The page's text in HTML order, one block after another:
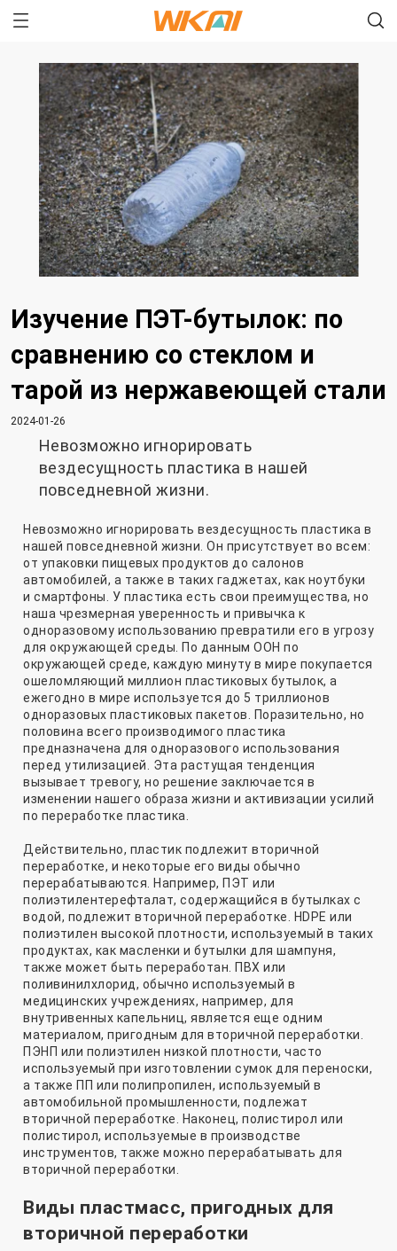
Изучение ПЭТ-бутылок: по
сравнению со стеклом и
тарой из нержавеющей стали
2024-01-26
Невозможно игнорировать
вездесущность пластика в нашей
повседневной жизни.
Невозможно игнорировать вездесущность пластика в
нашей повседневной жизни. Он присутствует во всем:
от упаковки пищевых продуктов до салонов
автомобилей, а также в таких гаджетах, как ноутбуки
и смартфоны. У пластика есть свои преимущества, но
наша чрезмерная уверенность и привычка к
одноразовому использованию превратили его в угрозу
для окружающей среды. По данным ООН по
окружающей среде, каждую минуту в мире покупается
ошеломляющий миллион пластиковых бутылок, а
ежегодно в мире используется до 5 триллионов
одноразовых пластиковых пакетов. Поразительно, но
половина всего производимого пластика
предназначена для одноразового использования
перед утилизацией. Эта растущая тенденция
вызывает тревогу, но решение заключается в
изменении нашего образа жизни и активизации усилий
по переработке пластика.
Действительно, пластик подлежит вторичной
переработке, и некоторые его виды обычно
перерабатываются. Например, ПЭТ или
полиэтилентерефталат, содержащийся в бутылках с
водой, подлежит вторичной переработке. HDPE или
полиэтилен высокой плотности, используемый в таких
продуктах, как масленки и бутылки для шампуня,
также может быть переработан. ПВХ или
поливинилхлорид, обычно используемый в
медицинских учреждениях, например, для
внутривенных капельниц, является еще одним
материалом, пригодным для вторичной переработки.
ПЭНП или полиэтилен низкой плотности, часто
используемый при изготовлении сумок для переноски,
а также ПП или полипропилен, используемый в
автомобильной промышленности, подлежат
вторичной переработке. Наконец, полистирол или
полистирол, используемые в производстве
инструментов, также можно перерабатывать для
вторичной переработки.
Виды пластмасс, пригодных для
вторичной переработки